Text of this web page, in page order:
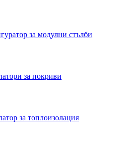
за модулни стълби
за покриви
за топлоизолация